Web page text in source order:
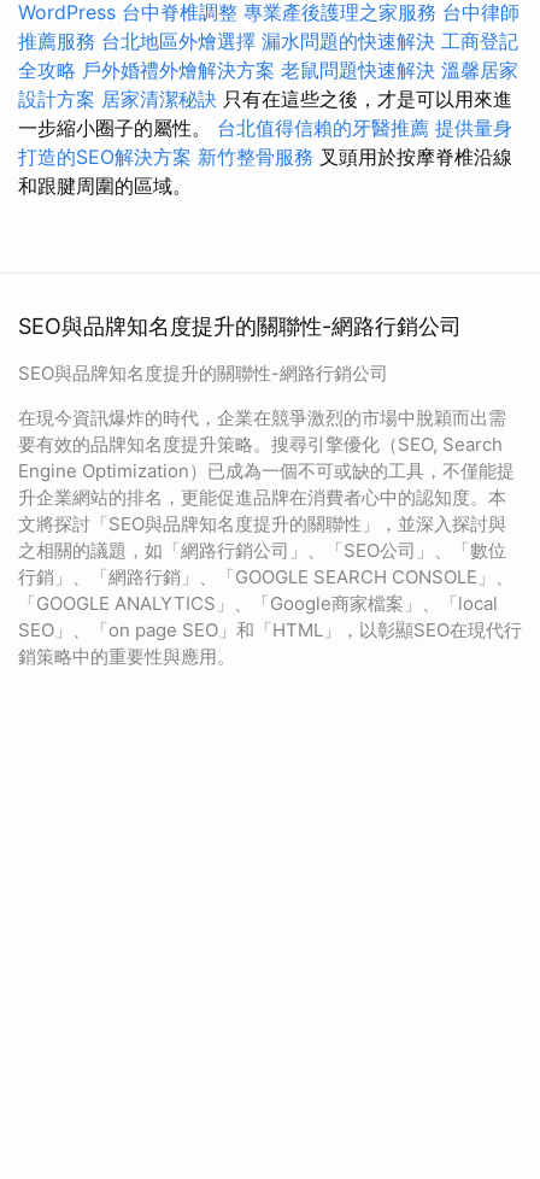
WordPress 台中脊椎調整 專業產後護理之家服務 台中律師
推薦服務 台北地區外燴選擇 漏水問題的快速解決 工商登記
全攻略 戶外婚禮外燴解決方案 老鼠問題快速解決 溫馨居家
設計方案 居家清潔秘訣 只有在這些之後，才是可以用來進
一步縮小圈子的屬性。 台北值得信賴的牙醫推薦 提供量身
打造的SEO解決方案 新竹整骨服務 叉頭用於按摩脊椎沿線
和跟腱周圍的區域。
SEO與品牌知名度提升的關聯性-網路行銷公司
SEO與品牌知名度提升的關聯性-網路行銷公司
在現今資訊爆炸的時代，企業在競爭激烈的市場中脫穎而出需
要有效的品牌知名度提升策略。搜尋引擎優化（SEO, Search
Engine Optimization）已成為一個不可或缺的工具，不僅能提
升企業網站的排名，更能促進品牌在消費者心中的認知度。本
文將探討「SEO與品牌知名度提升的關聯性」，並深入探討與
之相關的議題，如「網路行銷公司」、「SEO公司」、「數位
行銷」、「網路行銷」、「GOOGLE SEARCH CONSOLE」、
「GOOGLE ANALYTICS」、「Google商家檔案」、「local
SEO」、「on page SEO」和「HTML」，以彰顯SEO在現代行
銷策略中的重要性與應用。